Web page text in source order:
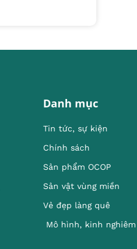
Danh mục
Tin tức, sự kiện
Chính sách
Sản phẩm OCOP
Sản vật vùng miền
Vẻ đẹp làng quê
Mô hình, kinh nghiêm